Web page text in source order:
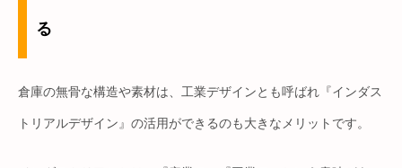
る
倉庫の無骨な構造や素材は、工業デザインとも呼ばれ『インダス
トリアルデザイン』の活用ができるのも大きなメリットです。